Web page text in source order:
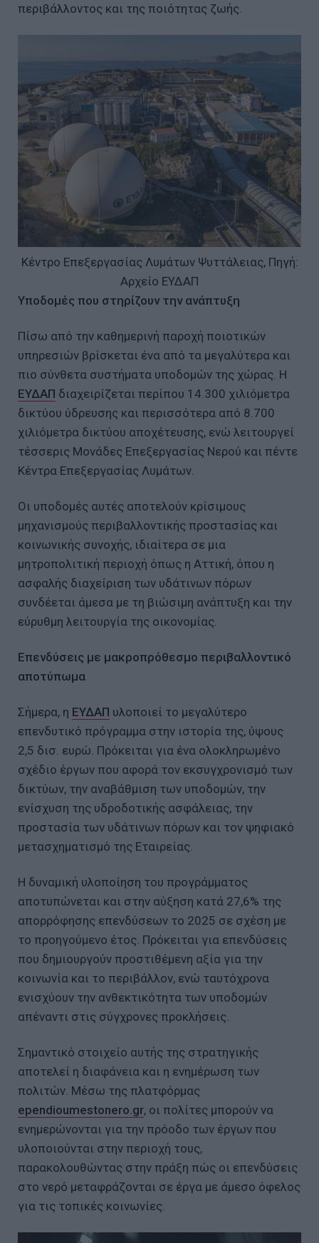
περιβάλλοντος και της ποιότητας ζωής.
Κέντρο Επεξεργασίας Λυμάτων Ψυττάλειας, Πηγή:
Αρχείο ΕΥΔΑΠ
Υποδομές που στηρίζουν την ανάπτυξη
Πίσω από την καθημερινή παροχή ποιοτικών
υπηρεσιών βρίσκεται ένα από τα μεγαλύτερα και
πιο σύνθετα συστήματα υποδομών της χώρας. Η
ΕΥΔΑΠ διαχειρίζεται περίπου 14.300 χιλιόμετρα
δικτύου ύδρευσης και περισσότερα από 8.700
χιλιόμετρα δικτύου αποχέτευσης, ενώ λειτουργεί
τέσσερις Μονάδες Επεξεργασίας Νερού και πέντε
Κέντρα Επεξεργασίας Λυμάτων.
Οι υποδομές αυτές αποτελούν κρίσιμους
μηχανισμούς περιβαλλοντικής προστασίας και
κοινωνικής συνοχής, ιδιαίτερα σε μια
μητροπολιτική περιοχή όπως η Αττική, όπου η
ασφαλής διαχείριση των υδάτινων πόρων
συνδέεται άμεσα με τη βιώσιμη ανάπτυξη και την
εύρυθμη λειτουργία της οικονομίας.
Επενδύσεις με μακροπρόθεσμο περιβαλλοντικό
αποτύπωμα
Σήμερα, η ΕΥΔΑΠ υλοποιεί το μεγαλύτερο
επενδυτικό πρόγραμμα στην ιστορία της, ύψους
2,5 δισ. ευρώ. Πρόκειται για ένα ολοκληρωμένο
σχέδιο έργων που αφορά τον εκσυγχρονισμό των
δικτύων, την αναβάθμιση των υποδομών, την
ενίσχυση της υδροδοτικής ασφάλειας, την
προστασία των υδάτινων πόρων και τον ψηφιακό
μετασχηματισμό της Εταιρείας.
Η δυναμική υλοποίηση του προγράμματος
αποτυπώνεται και στην αύξηση κατά 27,6% της
απορρόφησης επενδύσεων το 2025 σε σχέση με
το προηγούμενο έτος. Πρόκειται για επενδύσεις
που δημιουργούν προστιθέμενη αξία για την
κοινωνία και το περιβάλλον, ενώ ταυτόχρονα
ενισχύουν την ανθεκτικότητα των υποδομών
απέναντι στις σύγχρονες προκλήσεις.
Σημαντικό στοιχείο αυτής της στρατηγικής
αποτελεί η διαφάνεια και η ενημέρωση των
πολιτών. Μέσω της πλατφόρμας
ependioumestonero.gr, οι πολίτες μπορούν να
ενημερώνονται για την πρόοδο των έργων που
υλοποιούνται στην περιοχή τους,
παρακολουθώντας στην πράξη πώς οι επενδύσεις
στο νερό μεταφράζονται σε έργα με άμεσο όφελος
για τις τοπικές κοινωνίες.